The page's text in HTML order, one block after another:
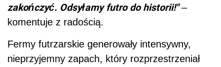
zakończyć. Odsyłamy futro do historii!"–
komentuje z radością.
Fermy futrzarskie generowały intensywny,
nieprzyjemny zapach, który rozprzestrzeniał